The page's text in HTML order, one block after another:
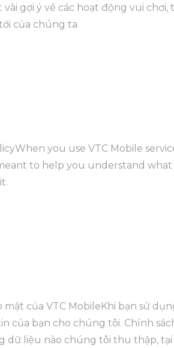
gợi ý về các hoạt động vui chơi,
của chúng ta
you use VTC Mobile
to help you understand
của VTC MobileKhi bạn sử
của bạn cho chúng tôi. Chính
dữ liệu nào chúng tôi thu thập,